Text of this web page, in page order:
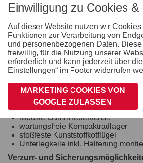
voll feuerverzinkt
schraub-geschweißtes Fahrgestell
Kunststoff-Kratzschutz auf
geschweißter und im Tauchbad
Rahmen aus massivem Stahlblech
Ladefläche und Boden
durchgängige Ladefläche aus
verzinktem Stahlblech
3 mm stark
mit Wartungsstütze
Räder und Achsen
robuste Gummifederachse
wartungsfreie Kompaktradlager
stoßfeste Kunststoffkotflügel
Unterlegkeile inkl. Halterung
Verzurr- und
Einwilligung zu Cookies &
Auf dieser Website nutzen wir
Funktionen zur Verarbeitung von
und personenbezogenen Daten.
freiwillig, für die Nutzung unserer
erforderlich und kann jederzeit über
Einstellungen“ im Footer widerrufen
MARKETING COOKIES VON
GOOGLE ZULASSEN